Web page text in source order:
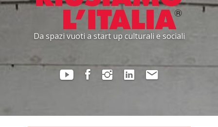
Da spazi vuoti a start up culturali e sociali